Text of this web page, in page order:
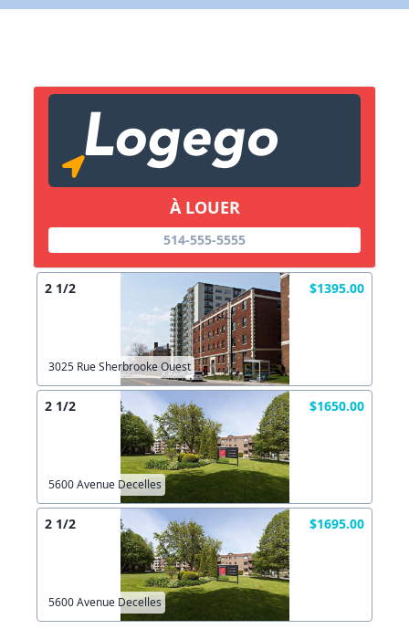
À LOUER
514-555-5555
2 1/2 $1395.00
3025 Rue Sherbrooke Ouest
2 1/2 $1650.00
5600 Avenue Decelles
2 1/2 $1695.00
5600 Avenue Decelles
Copier lien
X Fermer Envoyez